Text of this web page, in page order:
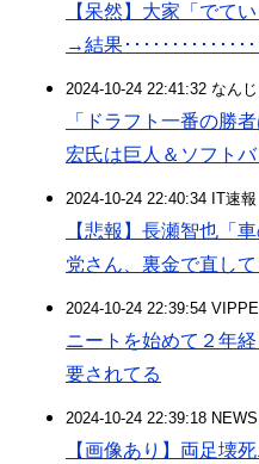
【呆然】大家「でて
→結果･･････････････
2024-10-24 22:41:32 なん
「ドラフト一番の勝
宏氏は巨人＆ソフト
2024-10-24 22:40:34 IT速報
【悲報】長瀬智也「
党さん、裏金で直し
2024-10-24 22:39:54
ニートを始めて２年
要されてる
2024-10-24 22:39:18
【画像あり】両足壊